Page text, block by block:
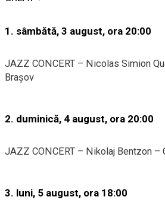
1. sâmbătă, 3 august, ora 20:00
JAZZ CONCERT – Nicolas Simion
Brașov
2. duminică, 4 august, ora 20:00
JAZZ CONCERT – Nikolaj Bentzon –
3. luni, 5 august, ora 18:00